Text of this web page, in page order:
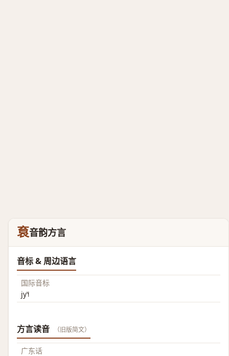
袬音韵方言
音标 & 周边语言
国际音标
jy˥˧
方言读音 （旧版简文）
广东话